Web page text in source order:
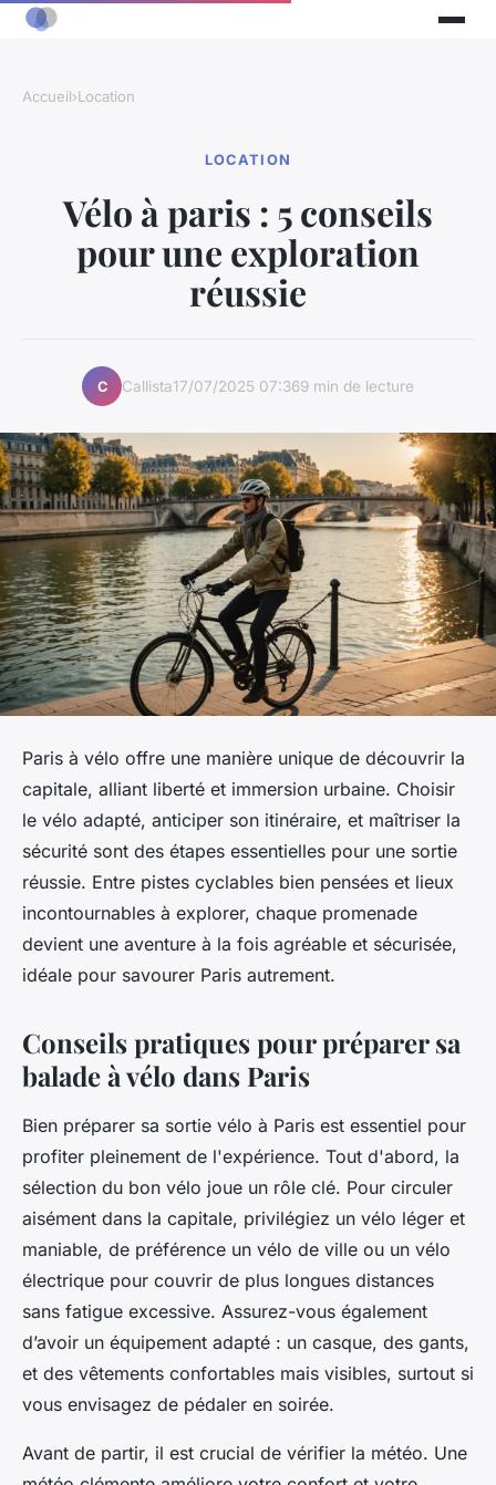
Accueil›Location
LOCATION
Vélo à paris : 5 conseils
pour une exploration
réussie
C Callista17/07/2025 07:369 min de lecture
Paris à vélo offre une manière unique de découvrir la
capitale, alliant liberté et immersion urbaine. Choisir
le vélo adapté, anticiper son itinéraire, et maîtriser la
sécurité sont des étapes essentielles pour une sortie
réussie. Entre pistes cyclables bien pensées et lieux
incontournables à explorer, chaque promenade
devient une aventure à la fois agréable et sécurisée,
idéale pour savourer Paris autrement.
Conseils pratiques pour préparer sa
balade à vélo dans Paris
Bien préparer sa sortie vélo à Paris est essentiel pour
profiter pleinement de l'expérience. Tout d'abord, la
sélection du bon vélo joue un rôle clé. Pour circuler
aisément dans la capitale, privilégiez un vélo léger et
maniable, de préférence un vélo de ville ou un vélo
électrique pour couvrir de plus longues distances
sans fatigue excessive. Assurez-vous également
d’avoir un équipement adapté : un casque, des gants,
et des vêtements confortables mais visibles, surtout si
vous envisagez de pédaler en soirée.
Avant de partir, il est crucial de vérifier la météo. Une